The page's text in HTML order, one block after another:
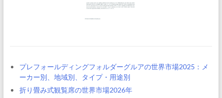
プレフォールディングフォルダーグルアの世界市場2025：メ
ーカー別、地域別、タイプ・用途別
折り畳み式観覧席の世界市場2026年